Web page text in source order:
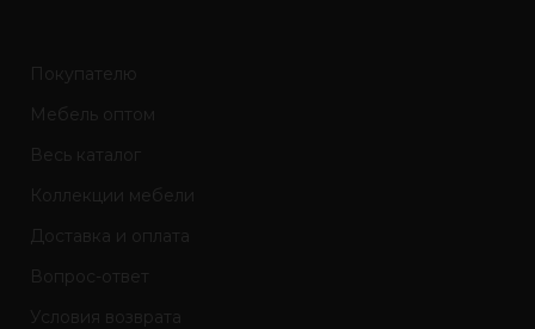
Покупателю
Мебель оптом
Весь каталог
Коллекции мебели
Доставка и оплата
Вопрос-ответ
Условия возврата